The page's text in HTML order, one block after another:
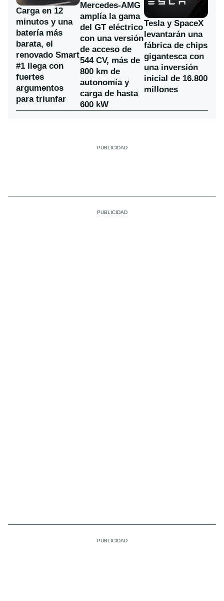
Carga en 12
minutos y una
batería más
barata, el
renovado Smart
#1 llega con
fuertes
argumentos
para triunfar
Mercedes-AMG
amplía la gama
del GT eléctrico
con una versión
de acceso de
544 CV, más de
800 km de
autonomía y
carga de hasta
600 kW
Tesla y SpaceX
levantarán una
fábrica de chips
gigantesca con
una inversión
inicial de 16.800
millones